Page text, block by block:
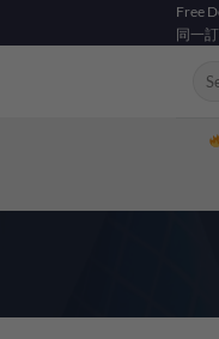
to
Free
同一